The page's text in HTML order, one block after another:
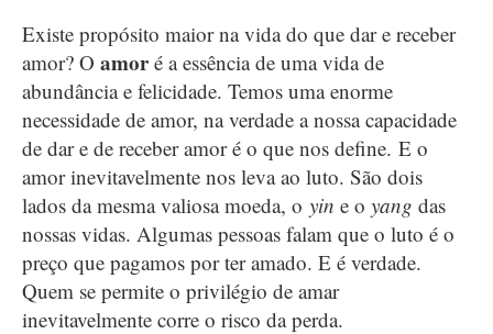
Existe propósito maior na vida do que dar e receber
amor? O amoré a essência de uma vida de
abundância e felicidade. Temos uma enorme
necessidade de amor, na verdade a nossa capacidade
de dar e de receber amor é o que nos define. E o
amor inevitavelmente nos leva ao luto. São dois
lados da mesma valiosa moeda, o yin e o yang das
nossas vidas. Algumas pessoas falam que o luto é o
preço que pagamos por ter amado. E é verdade.
Quem se permite o privilégio de amar
inevitavelmente corre o risco da perda.